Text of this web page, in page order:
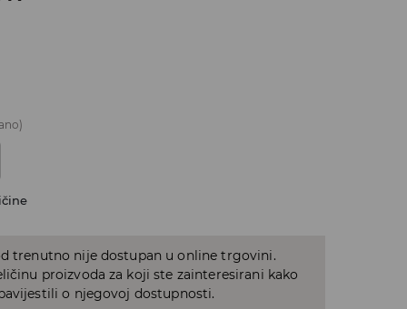
trenutno nije dostupan u online trgovini.
proizvoda za koji ste zainteresirani kako
o njegovoj dostupnosti.